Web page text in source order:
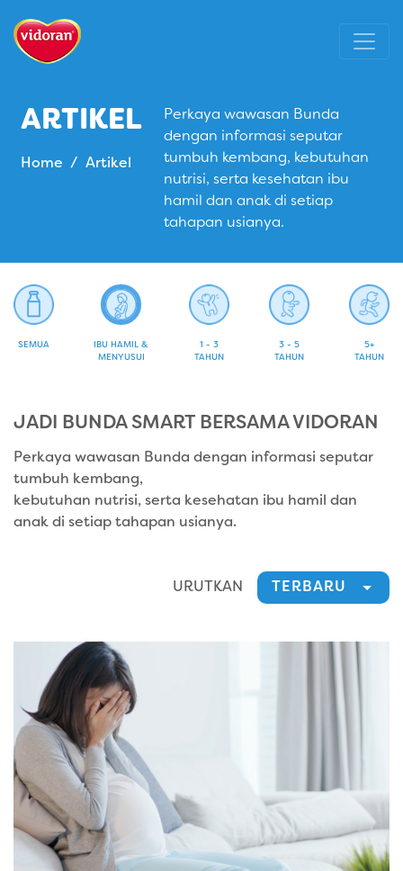
ARTIKEL
Home Artikel
Perkaya wawasan Bunda
dengan informasi seputar
tumbuh kembang, kebutuhan
nutrisi, serta kesehatan ibu
hamil dan anak di setiap
tahapan usianya.
SEMUA
IBU HAMIL &
MENYUSUI
1 - 3
TAHUN
3 - 5
TAHUN
5+
TAHUN
JADI BUNDA SMART BERSAMAVIDORAN
Perkaya wawasan Bunda dengan informasi seputar
tumbuh kembang,
kebutuhan nutrisi, serta kesehatan ibu hamil dan
anak di setiap tahapan usianya.
URUTKAN TERBARU